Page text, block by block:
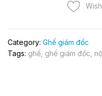
Category: Ghế giám đốc
Tags: ghế ghế giám đốc